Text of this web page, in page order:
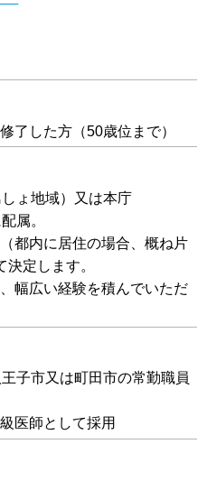
了した方（50歳位まで）
ょ地域）又は本庁
属。
都内に居住の場合、概ね片
定します。
幅広い経験を積んでいただ
子市又は町田市の常勤職員
医師として採用